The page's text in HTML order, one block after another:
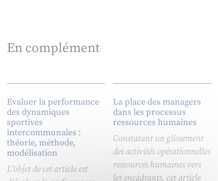
En complément
Evaluer la performance
des dynamiques
sportives
intercommunales :
théorie, méthode,
modélisation
L’objet de cet article est
La place des managers
dans les processus
ressources humaines
Constatant un glissement
des activités opérationnelles
ressources humaines vers
les encadrants, cet article